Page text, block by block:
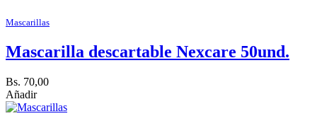
Mascarillas
Mascarilla descartable Nexcare 50und.
Bs. 70,00
Añadir